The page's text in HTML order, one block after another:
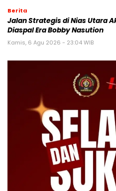
Berita
Jalan Strategis di Nias Utara
Diaspal Era Bobby Nasution
Kamis, 6 Agu 2026 - 23:04 WIB